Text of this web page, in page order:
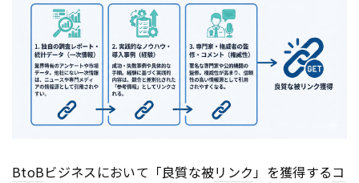
BtoBビジネスにおいて「良質な被リンク 」を獲得するコ